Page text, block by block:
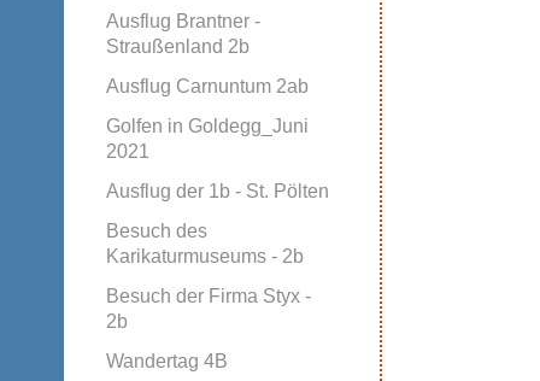
Ausflug Brantner -
Straußenland 2b
Ausflug Carnuntum 2ab
Golfen in Goldegg_Juni
2021
Ausflug der 1b - St. Pölten
Besuch des
Karikaturmuseums - 2b
Besuch der Firma Styx -
2b
Wandertag 4B